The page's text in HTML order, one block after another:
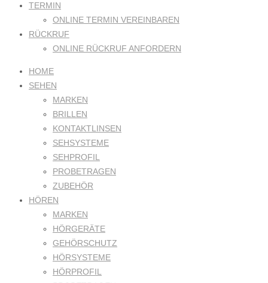
TERMIN
ONLINE TERMIN VEREINBAREN
RÜCKRUF
ONLINE RÜCKRUF ANFORDERN
HOME
SEHEN
MARKEN
BRILLEN
KONTAKTLINSEN
SEHSYSTEME
SEHPROFIL
PROBETRAGEN
ZUBEHÖR
HÖREN
MARKEN
HÖRGERÄTE
GEHÖRSCHUTZ
HÖRSYSTEME
HÖRPROFIL